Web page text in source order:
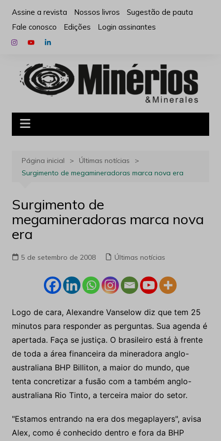
para
conteúdo
Assine a revista Nossos livros
Sugestão de pauta
Fale conosco
Edições Login assinantes
Página inicial
Últimas notícias
Surgimento de megamineradoras marca nova era
Surgimento de
megamineradoras marca nova
era
5 de setembro de 2008 Últimas notícias
Logo de cara, Alexandre Vanselow diz que tem 25
minutos para responder as perguntas. Sua agenda é
apertada. Faça se justiça. O brasileiro está à frente
de toda a área financeira da mineradora anglo-
australiana BHP Billiton, a maior do mundo, que
tenta concretizar a fusão com a também anglo-
australiana Rio Tinto, a terceira maior do setor.
"Estamos entrando na era dos megaplayers", avisa
Alex, como é conhecido dentro e fora da BHP